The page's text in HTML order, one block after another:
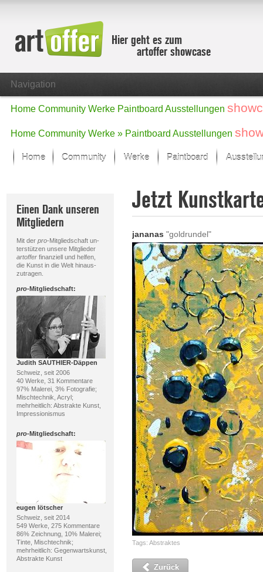
Hier geht es zum
artoffer showcase
Navigation
Home Community Werke Paintboard Ausstellungen
Home Community Werke » Paintboard Ausstellungen
Home Community Werke
Der letzte Monat im Fokus
Alle Fokus-Werke
Fokus-Werke
Neue Werke – Auswahl
Alle neuen Werke
Paintboard
Einen Dank unseren
Mitgliedern
Mit der pro-Mitgliedschaft un-
terstützen unsere Mitglieder
artofferfinanziell und helfen,
die Kunst in die Welt hinaus-
zutragen.
pro-Mitgliedschaft:
Judith SAUTHIER-Däppen
Schweiz, seit 2006
40 Werke, 31 Kommentare
97% Malerei, 3% Fotografie;
Mischtechnik, Acryl;
mehrheitlich: Abstrakte Kunst,
Impressionismus
pro-Mitgliedschaft:
eugen lötscher
Schweiz, seit 2014
549 Werke, 275 Kommentare
86% Zeichnung, 10% Malerei;
Tinte, Mischtechnik;
mehrheitlich: Gegenwartskunst,
Abstrakte Kunst
Jetzt
jananas "goldrundel"
Tags: Abstraktes
Zurück